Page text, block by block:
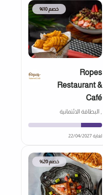
خصم 10%
Ropes
Restaurant &
Café
, البطاقة الائتمانية
لغاية 22/04/2027
خصم 20%